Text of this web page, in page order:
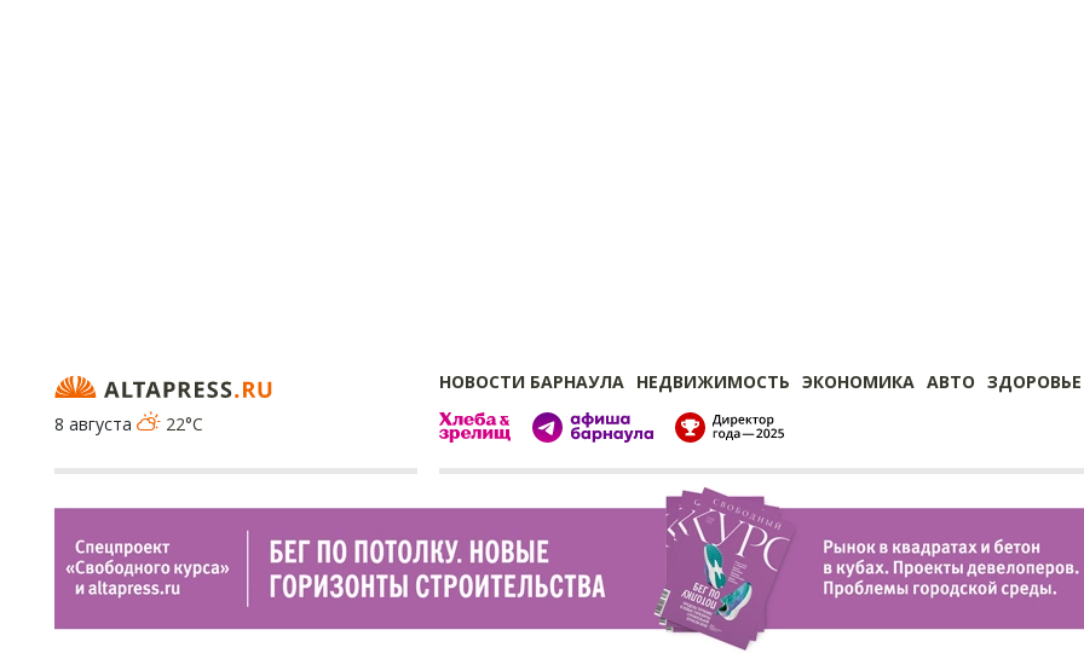
НОВОСТИ БАРНАУЛА НЕДВИЖИМОСТЬ ЭКОНОМИКА АВТО ЗДОРОВЬЕ
8 августа
22°C